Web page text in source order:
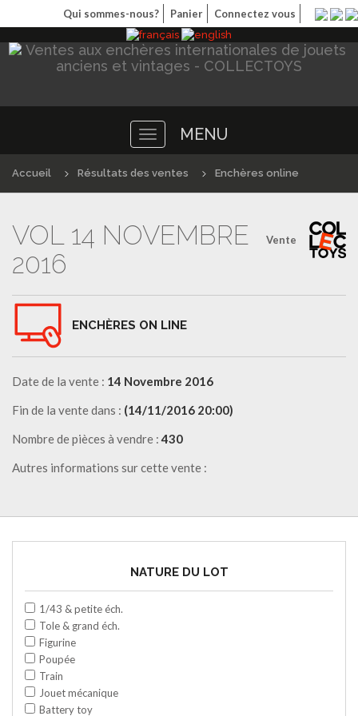
Qui sommes-nous? Panier Connectez vous
Toggle
navigation
MENU
Accueil Résultats des ventes Enchères online
Vente
VOL 14 NOVEMBRE
2016
ENCHÈRES ON LINE
Date de la vente : 14 Novembre 2016
Fin de la vente dans : (14/11/2016 20:00)
Nombre de pièces à vendre :430
Autres informations sur cette vente :
NATURE DU LOT
1/43 & petite éch.
Tole & grand éch.
Figurine
Poupée
Train
Jouet mécanique
Battery toy